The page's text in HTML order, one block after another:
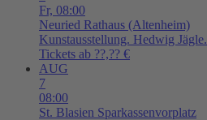
Fr, 08:00
Neuried Rathaus (Altenheim)
Kunstausstellung. Hedwig Jägle.
Tickets ab ??,?? €
AUG
7
08:00
St. Blasien Sparkassenvorplatz